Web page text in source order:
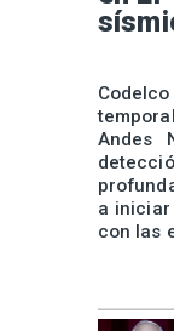
Andes
a iniciar
con las